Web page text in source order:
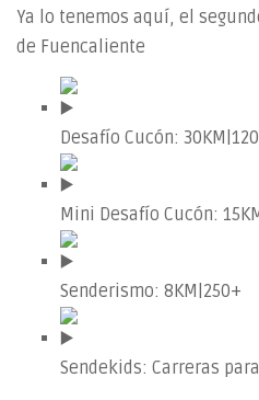
Ya lo tenemos aquí, el
de Fuencaliente
Desafío Cucón:
Mini Desafío Cucón:
Senderismo: 8KM|250+
Sendekids: Carreras